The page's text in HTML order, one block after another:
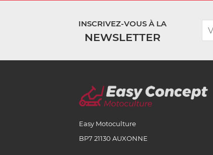
INSCRIVEZ-VOUS À LA
NEWSLETTER
Easy Motoculture
BP7 21130 AUXONNE